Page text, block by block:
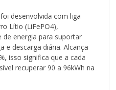
Desse modo, há uma
e nos elevados custos de
o sistema está instalado em
a alternativa de armazenar a
fora de ponta (tarifa mais
em horário de ponta
com economia na conta de
desenvolvida com liga
Lítio (LiFePO4),
energia para suportar
e descarga diária. Alcança
isso significa que a cada
recuperar 90 a 96kWh na